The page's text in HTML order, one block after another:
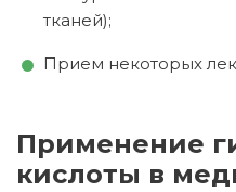
тканей);
Прием некоторых
Применение гиалуроновой
кислоты в